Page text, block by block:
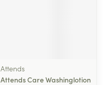
Attends
Attends Care Washinglotion